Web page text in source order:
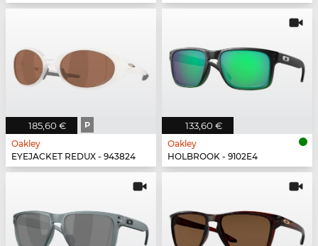
185,60 € P
Oakley
EYEJACKET REDUX - 943824
133,60 €
Oakley
HOLBROOK - 9102E4